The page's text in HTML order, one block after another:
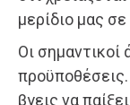
μερίδιο μας
Οι σημαντικοί
βγεις να